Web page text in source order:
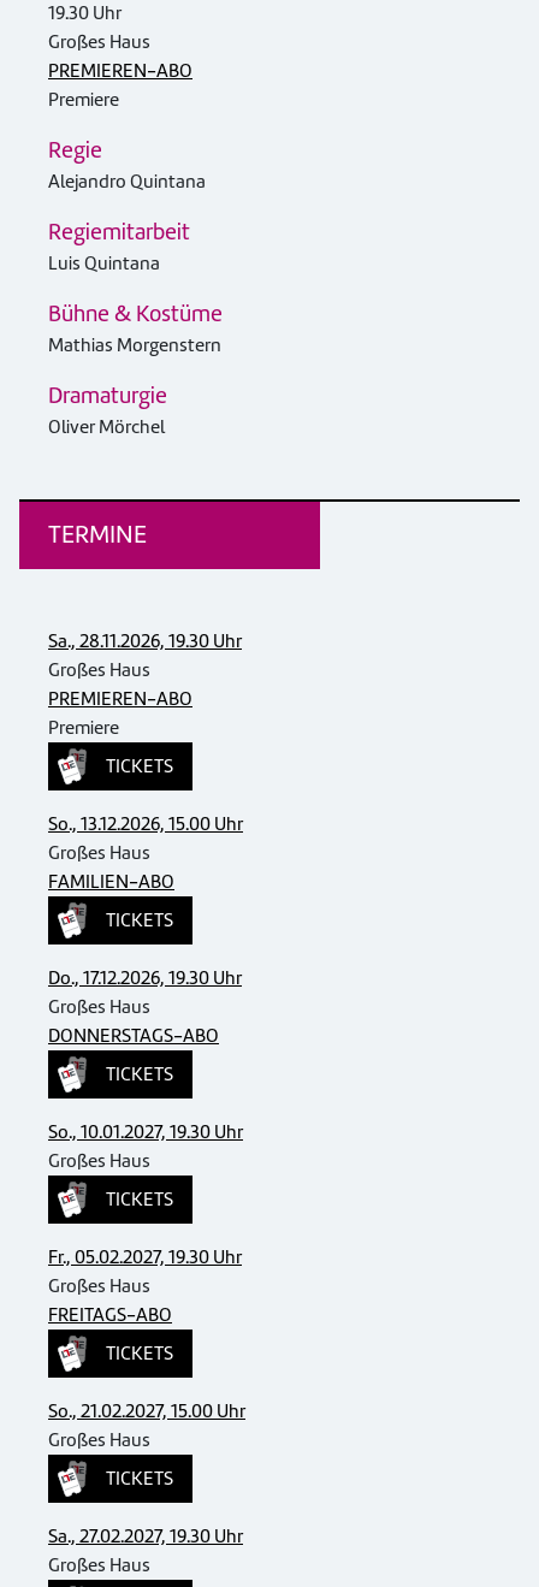
19.30 Uhr
Großes Haus
PREMIEREN-ABO
Premiere
Regie
Alejandro Quintana
Regiemitarbeit
Luis Quintana
Bühne & Kostüme
Mathias Morgenstern
Dramaturgie
Oliver Mörchel
TERMINE
Sa., 28.11.2026, 19.30 Uhr
Großes Haus
PREMIEREN-ABO
Premiere
TICKETS
So., 13.12.2026, 15.00 Uhr
Großes Haus
FAMILIEN-ABO
TICKETS
Do., 17.12.2026, 19.30 Uhr
Großes Haus
DONNERSTAGS-ABO
TICKETS
So., 10.01.2027, 19.30 Uhr
Großes Haus
TICKETS
Fr., 05.02.2027, 19.30 Uhr
Großes Haus
FREITAGS-ABO
TICKETS
So., 21.02.2027, 15.00 Uhr
Großes Haus
TICKETS
Sa., 27.02.2027, 19.30 Uhr
Großes Haus